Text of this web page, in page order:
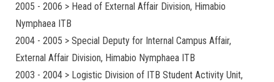
2005 - 2006 > Head of External Affair Division, Himabio
Nymphaea ITB
2004 - 2005 > Special Deputy for Internal Campus Affair,
External Affair Division, Himabio Nymphaea ITB
2003 - 2004 > Logistic Division of ITB Student Activity Unit,